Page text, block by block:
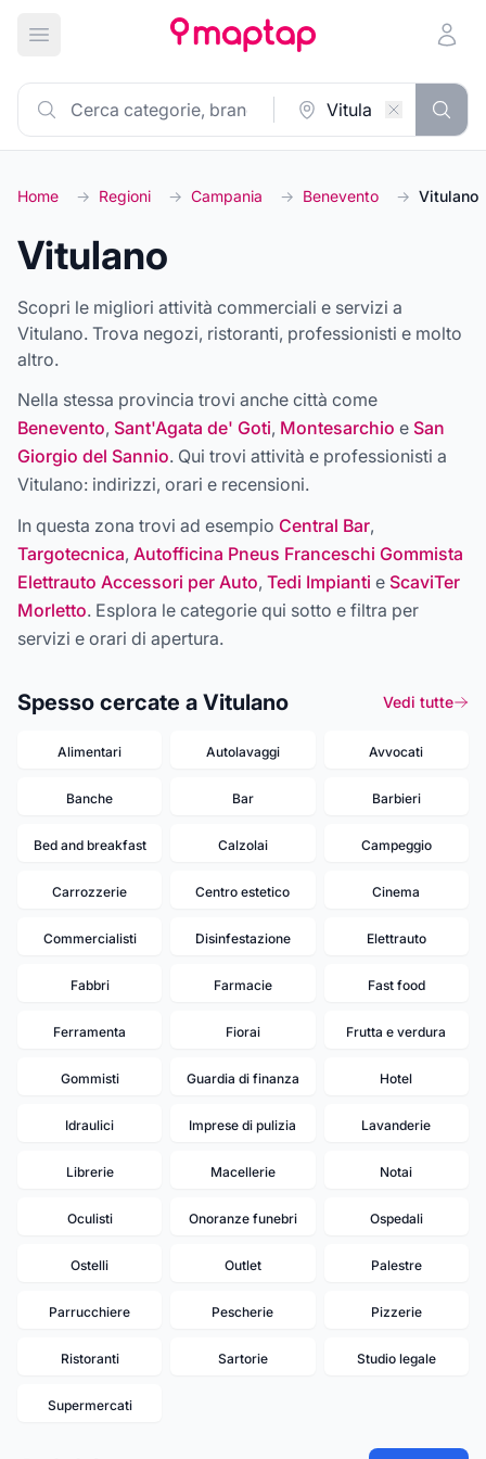
Apri menu principale
Home → Regioni → Campania → Benevento → Vitulano
Vitulano
Scopri le migliori attività commerciali e servizi a
Vitulano. Trova negozi, ristoranti, professionisti e molto
altro.
Nella stessa provincia trovi anche città come
Benevento, Sant'Agata de' Goti, Montesarchio e San
Giorgio del Sannio. Qui trovi attività e professionisti a
Vitulano: indirizzi, orari e recensioni.
In questa zona trovi ad esempio Central Bar,
Targotecnica, Autofficina Pneus Franceschi Gommista
Elettrauto Accessori per Auto, Tedi Impianti e ScaviTer
Morletto. Esplora le categorie qui sotto e filtra per
servizi e orari di apertura.
Spesso cercate a Vitulano Vedi tutte
Alimentari Autolavaggi Avvocati
Banche Bar Barbieri
Bed and breakfast Calzolai Campeggio
Carrozzerie Centro estetico Cinema
Commercialisti Disinfestazione Elettrauto
Fabbri Farmacie Fast food
Ferramenta Fiorai Frutta e verdura
Gommisti Guardia di finanza Hotel
Idraulici Imprese di pulizia Lavanderie
Librerie Macellerie Notai
Oculisti Onoranze funebri Ospedali
Ostelli Outlet Palestre
Parrucchiere Pescherie Pizzerie
Ristoranti Sartorie Studio legale
Supermercati